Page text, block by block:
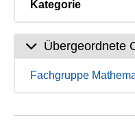
Kategorie
Übergeordnete
Fachgruppe